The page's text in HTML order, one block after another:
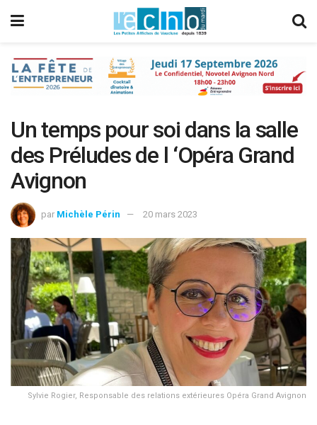
Un temps pour soi dans la salle
des Préludes de l ‘Opéra Grand
Avignon
par Michèle Périn 20 mars 2023
Sylvie Rogier, Responsable des relations extérieures Opéra Grand Avignon